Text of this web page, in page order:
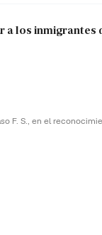
a los inmigrantes
F. S., en el